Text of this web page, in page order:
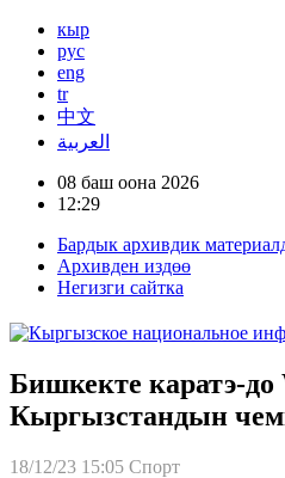
кыр
рус
eng
tr
中文
العربية
08 баш оона 2026
12:29
Бардык архивдик
Архивден издөө
Негизги сайтка
Бишкекте каратэ-
Кыргызстандын
18/12/23 15:05 Спорт